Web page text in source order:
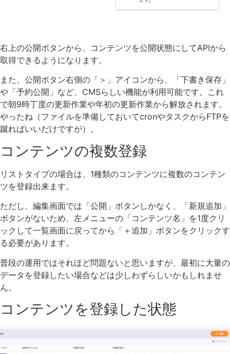
右上の公開ボタンから、コンテンツを公開状態にしてAPIから
取得できるようになります。
また、公開ボタン右側の「＞」アイコンから、「下書き保存」
や「予約公開」など、CMSらしい機能が利用可能です。これ
で朝9時丁度の更新作業や年初の更新作業から解放されます。
やったね（ファイルを準備しておいてcronやタスクからFTPを
蹴ればいいだけですが）。
コンテンツの複数登録
リストタイプの場合は、1種類のコンテンツに複数のコンテン
ツを登録出来ます。
ただし、編集画面では「公開」ボタンしかなく、「新規追加」
ボタンがないため、左メニューの「コンテンツ名」を1度クリ
ックして一覧画面に戻ってから「＋追加」ボタンをクリックす
る必要があります。
普段の運用ではそれほど問題ないと思いますが、最初に大量の
データを登録したい場合などは少しわずらしいかもしれませ
ん。
コンテンツを登録した状態